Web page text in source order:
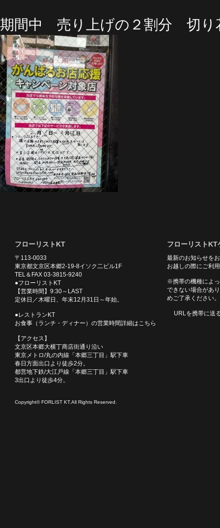
期間中 売り上げの２割分 切り
フローリストKT
〒113-0033
東京都文京区本郷2-19-8イソク二ビル1F
TEL＆FAX 03-3815-9240
●フローリストKT
【営業時間】9:30～LAST
定休日／木曜日、年末12月31日～年始。
●レストランKT
お食事（ランチ・ディナー）の営業時間詳細はこちら
【アクセス】
文京区本郷大横丁商店街通り沿い
東京メトロ/丸の内線「本郷三丁目」駅下車
春日方面出口より徒歩2分。
都営地下鉄/大江戸線「本郷三丁目」駅下車
3出口より徒歩4分。
フローリストKT
最新のお知らせを
お越しの際にご利
※携帯の機種によ
できない場合があ
めご了承ください。
URLを携帯に送
Copyright© FORLIST KT.All Rights Reserved.